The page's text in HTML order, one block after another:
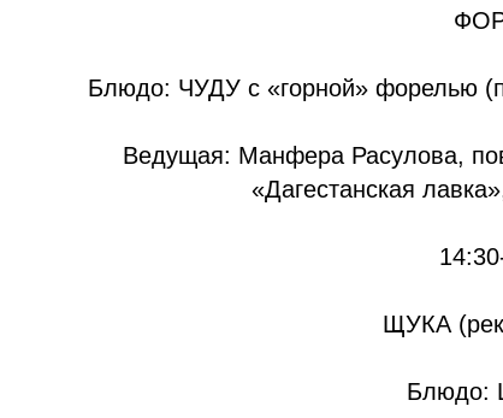
Блюдо: ЧУДУ с «горной» форелью
Ведущая: Манфера Расулова,
«Дагестанская
ЩУКА
Блюдо: